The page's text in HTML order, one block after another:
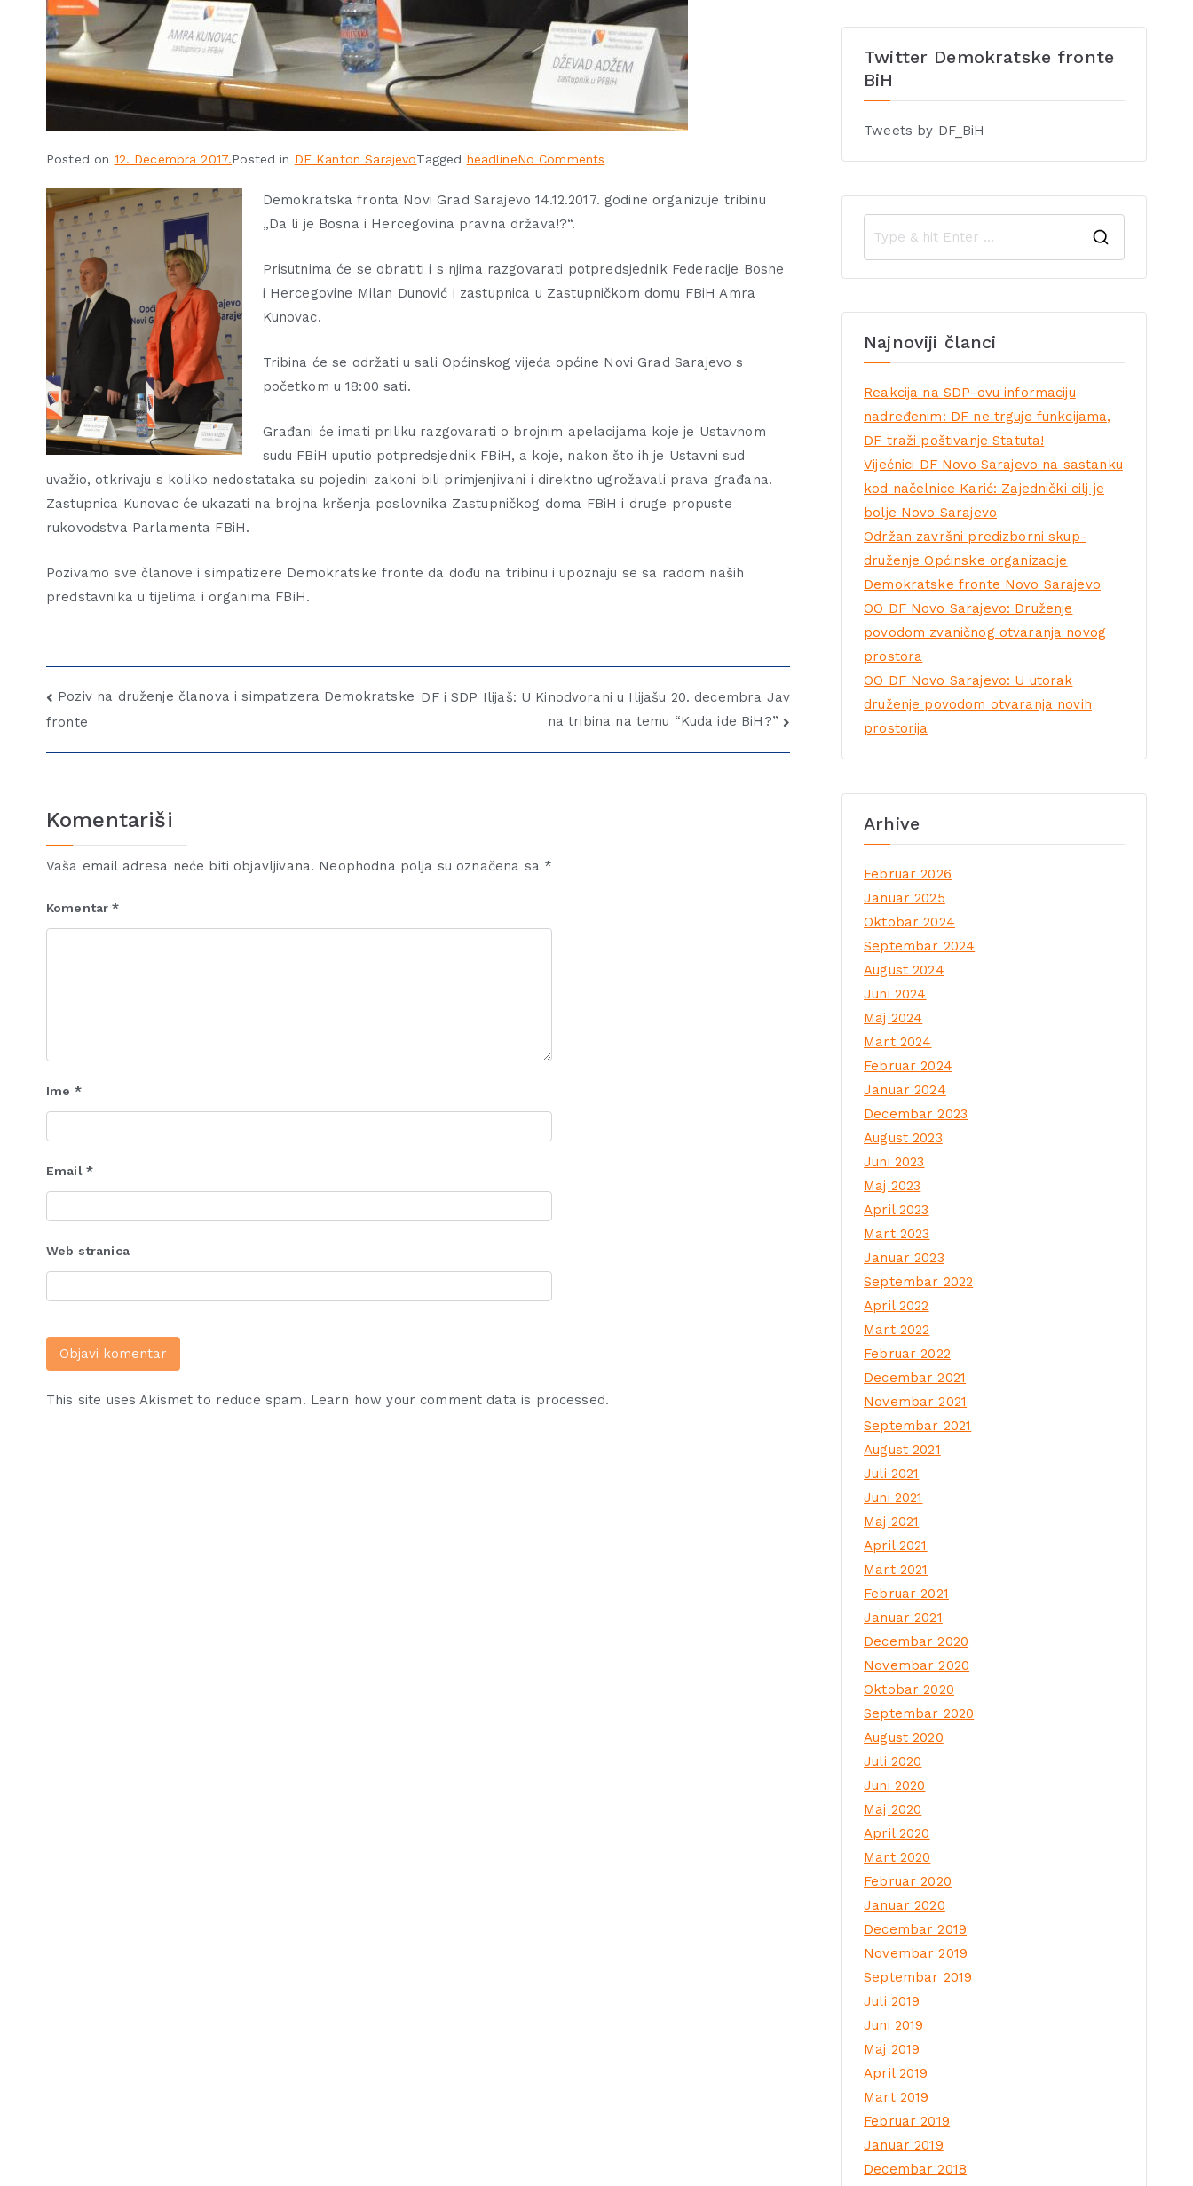
Posted on 12. Decembra 2017.Posted in DF Kanton SarajevoTagged headlineNo Comments
Demokratska fronta Novi Grad Sarajevo 14.12.2017. godine organizuje tribinu
„Da li je Bosna i Hercegovina pravna država!?“.
Prisutnima će se obratiti i s njima razgovarati potpredsjednik Federacije Bosne
i Hercegovine Milan Dunović i zastupnica u Zastupničkom domu FBiH Amra
Kunovac.
Tribina će se održati u sali Općinskog vijeća općine Novi Grad Sarajevo s
početkom u 18:00 sati.
Građani će imati priliku razgovarati o brojnim apelacijama koje je Ustavnom
sudu FBiH uputio potpredsjednik FBiH, a koje, nakon što ih je Ustavni sud
uvažio, otkrivaju s koliko nedostataka su pojedini zakoni bili primjenjivani i direktno ugrožavali prava građana.
Zastupnica Kunovac će ukazati na brojna kršenja poslovnika Zastupničkog doma FBiH i druge propuste
rukovodstva Parlamenta FBiH.
Pozivamo sve članove i simpatizere Demokratske fronte da dođu na tribinu i upoznaju se sa radom naših
predstavnika u tijelima i organima FBiH.
Poziv na druženje članova i simpatizera Demokratske
fronte
DF i SDP Ilijaš: U Kinodvorani u Ilijašu 20. decembra Jav
na tribina na temu “Kuda ide BiH?”
Komentariši
Vaša email adresa neće biti objavljivana. Neophodna polja su označena sa *
Komentar*
Ime *
Email *
Web stranica
This site uses Akismet to reduce spam. Learn how your comment data is processed.
Twitter Demokratske fronte
BiH
Tweets by DF_BiH
Najnoviji članci
Reakcija na SDP-ovu informaciju
nadređenim: DF ne trguje funkcijama,
DF traži poštivanje Statuta!
Vijećnici DF Novo Sarajevo na sastanku
kod načelnice Karić: Zajednički cilj je
bolje Novo Sarajevo
Održan završni predizborni skup-
druženje Općinske organizacije
Demokratske fronte Novo Sarajevo
OO DF Novo Sarajevo: Druženje
povodom zvaničnog otvaranja novog
prostora
OO DF Novo Sarajevo: U utorak
druženje povodom otvaranja novih
prostorija
Arhive
Februar 2026
Januar 2025
Oktobar 2024
Septembar 2024
August 2024
Juni 2024
Maj 2024
Mart 2024
Februar 2024
Januar 2024
Decembar 2023
August 2023
Juni 2023
Maj 2023
April 2023
Mart 2023
Januar 2023
Septembar 2022
April 2022
Mart 2022
Februar 2022
Decembar 2021
Novembar 2021
Septembar 2021
August 2021
Juli 2021
Juni 2021
Maj 2021
April 2021
Mart 2021
Februar 2021
Januar 2021
Decembar 2020
Novembar 2020
Oktobar 2020
Septembar 2020
August 2020
Juli 2020
Juni 2020
Maj 2020
April 2020
Mart 2020
Februar 2020
Januar 2020
Decembar 2019
Novembar 2019
Septembar 2019
Juli 2019
Juni 2019
Maj 2019
April 2019
Mart 2019
Februar 2019
Januar 2019
Decembar 2018